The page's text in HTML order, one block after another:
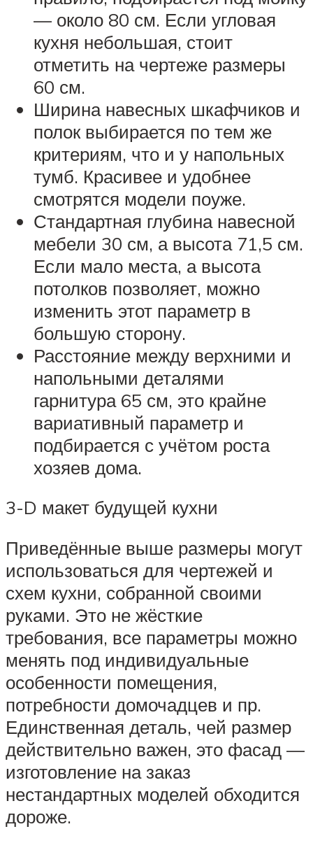
— около 80 см. Если угловая
кухня небольшая, стоит
отметить на чертеже размеры
60 см.
Ширина навесных шкафчиков и
полок выбирается по тем же
критериям, что и у напольных
тумб. Красивее и удобнее
смотрятся модели поуже.
Стандартная глубина навесной
мебели 30 см, а высота 71,5 см.
Если мало места, а высота
потолков позволяет, можно
изменить этот параметр в
большую сторону.
Расстояние между верхними и
напольными деталями
гарнитура 65 см, это крайне
вариативный параметр и
подбирается с учётом роста
хозяев дома.
3-D макет будущей кухни
Приведённые выше размеры могут
использоваться для чертежей и
схем кухни, собранной своими
руками. Это не жёсткие
требования, все параметры можно
менять под индивидуальные
особенности помещения,
потребности домочадцев и пр.
Единственная деталь, чей размер
действительно важен, это фасад —
изготовление на заказ
нестандартных моделей обходится
дороже.